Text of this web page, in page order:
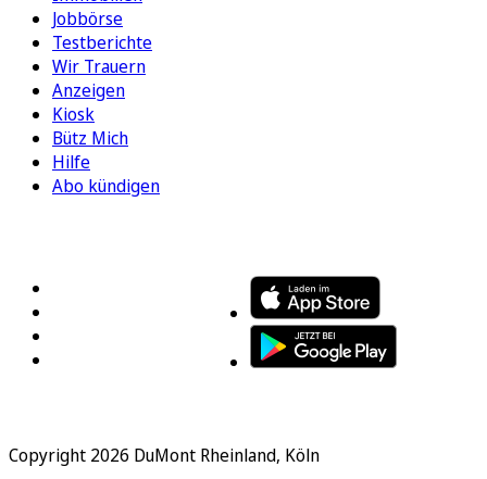
Jobbörse
Testberichte
Wir Trauern
Anzeigen
Kiosk
Bütz Mich
Hilfe
Abo kündigen
Copyright 2026 DuMont Rheinland, Köln